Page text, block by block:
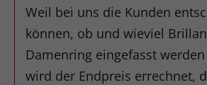
Weil bei uns die Kunden
können, ob und wieviel
Damenring eingefasst
wird der Endpreis errechnet,